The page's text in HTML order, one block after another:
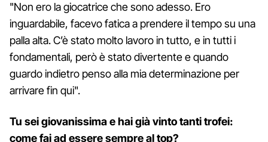
"Non ero la giocatrice che sono adesso. Ero
inguardabile, facevo fatica a prendere il tempo su una
palla alta. C’è stato molto lavoro in tutto, e in tutti i
fondamentali, però è stato divertente e quando
guardo indietro penso alla mia determinazione per
arrivare fin qui".
Tu sei giovanissima e hai già vinto tanti trofei:
come fai ad essere sempre al top?